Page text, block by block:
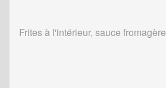
Frites à l'intérieur, sauce fromagère